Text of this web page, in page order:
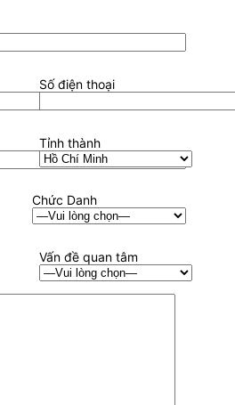
Số điện thoại
Tỉnh thành
Chức Danh
Vấn đề quan tâm